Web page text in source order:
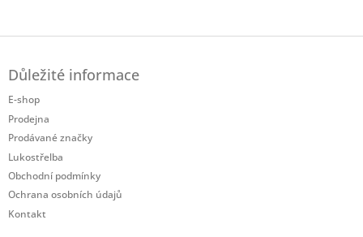
Důležité informace
E-shop
Prodejna
Prodávané značky
Lukostřelba
Obchodní podmínky
Ochrana osobních údajů
Kontakt